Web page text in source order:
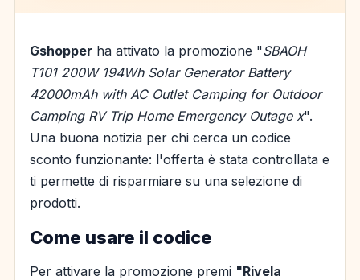
Gshopper ha attivato la promozione "SBAOH
T101 200W 194Wh Solar Generator Battery
42000mAh with AC Outlet Camping for Outdoor
Camping RV Trip Home Emergency Outage x".
Una buona notizia per chi cerca un codice
sconto funzionante: l'offerta è stata controllata e
ti permette di risparmiare su una selezione di
prodotti.
Come usare il codice
Per attivare la promozione premi "Rivela